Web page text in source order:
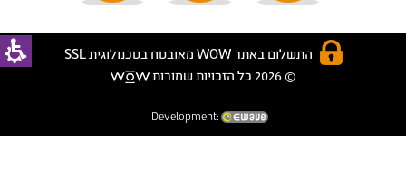
התשלום באתר WOW מאובטח בטכנולוגית SSL
© 2026 כל הזכויות שמורות
Development: